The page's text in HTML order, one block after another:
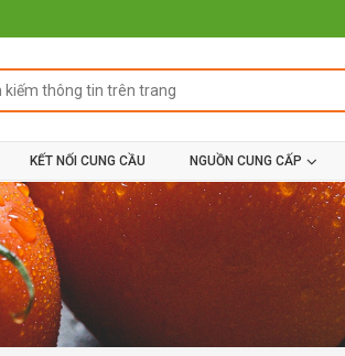
KẾT NỐI CUNG CẦU NGUỒN CUNG CẤP